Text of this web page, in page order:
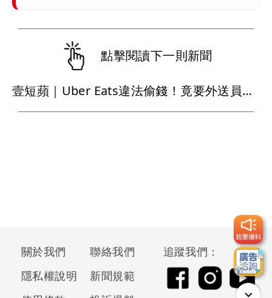
點擊閱讀下一則新聞
壹短蘋｜Uber Eats違法偷錢！竟要外送員自己檢舉 停用帳號誰負責？
關於我們
聯絡我們
隱私權說明
新聞規範
追蹤我們：